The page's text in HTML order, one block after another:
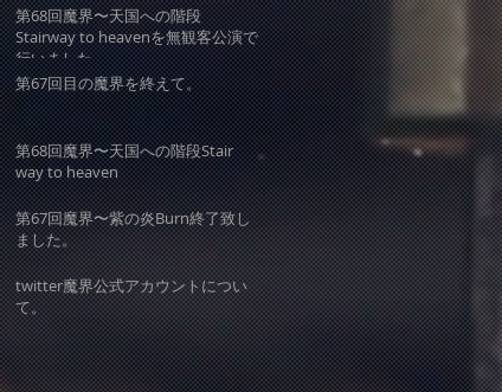
第68回魔界〜天国への階段
Stairway to heavenを無観客公演で
行いました。
第67回目の魔界を終えて。
第68回魔界〜天国への階段Stair
way to heaven
第67回魔界〜紫の炎Burn終了致し
ました。
twitter魔界公式アカウントについ
て。